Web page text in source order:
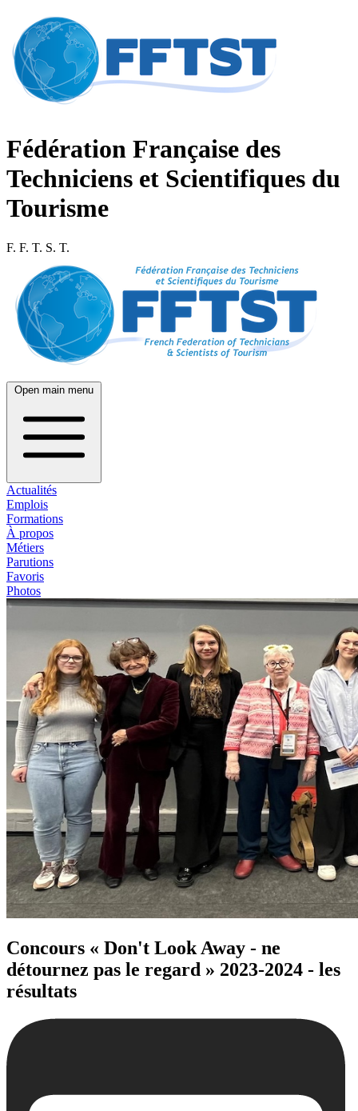
Fédération Française des
Techniciens et Scientifiques du
Tourisme
F. F. T. S. T.
Open main menu
Actualités
Emplois
Formations
À propos
Métiers
Parutions
Favoris
Photos
Concours « Don't Look Away - ne
détournez pas le regard » 2023-2024 - les
résultats